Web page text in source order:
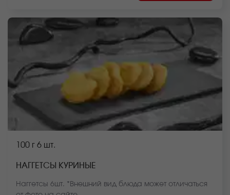
100 г 6 шт.
НАГГЕТСЫ КУРИНЫЕ
Наггетсы 6шт. *Внешний вид блюда может отличаться